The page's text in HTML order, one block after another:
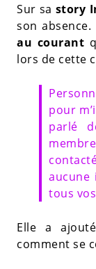
Sur sa story
son
au courant
lors de cette
pour
parlé
aucune
tous
Elle a
comment se